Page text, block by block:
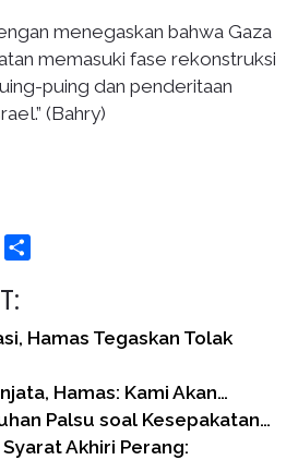
menegaskan bahwa Gaza
memasuki fase rekonstruksi
puing dan penderitaan
(Bahry)
Telegram
Hamas Tegaskan Tolak
Hamas: Kami Akan…
Palsu soal Kesepakatan…
Akhiri Perang: